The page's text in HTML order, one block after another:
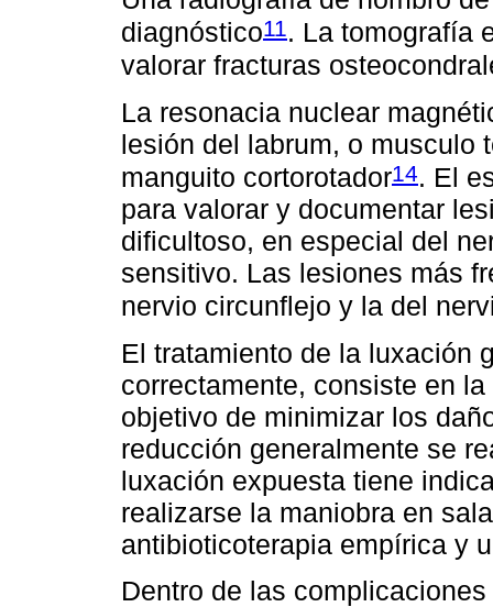
diagnóstico11. La tomografía
valorar fracturas
La resonacia nuclear
lesión del labrum, o musculo
manguito cortorotador14. El
para valorar y documentar
dificultoso, en especial del
sensitivo. Las lesiones más
nervio circunflejo y la del
El tratamiento de la luxación
correctamente, consiste en
objetivo de minimizar los
reducción generalmente se
luxación expuesta tiene
realizarse la maniobra en
antibioticoterapia empírica y
Dentro de las